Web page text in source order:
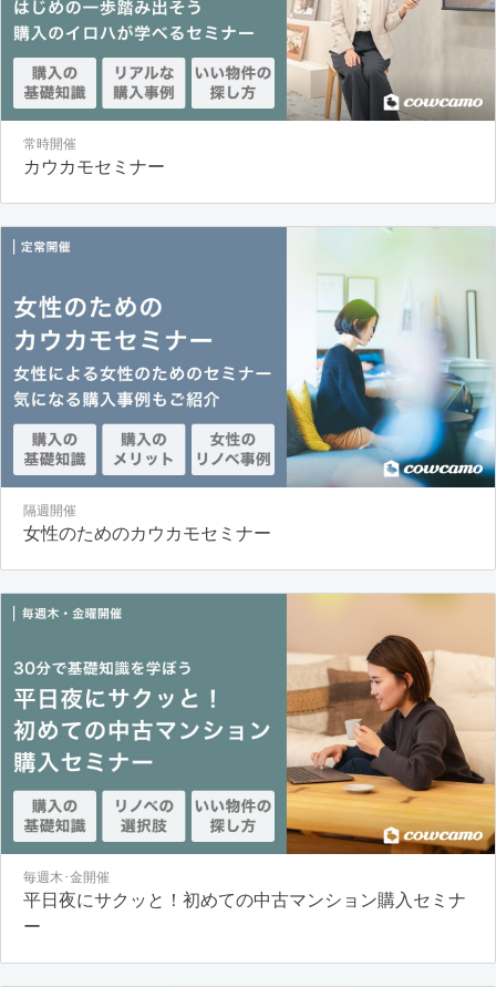
常時開催
カウカモセミナー
隔週開催
女性のためのカウカモセミナー
毎週木･金開催
平日夜にサクッと！初めての中古マンション購入セミナ
ー